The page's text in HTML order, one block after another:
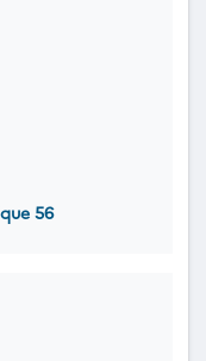
56